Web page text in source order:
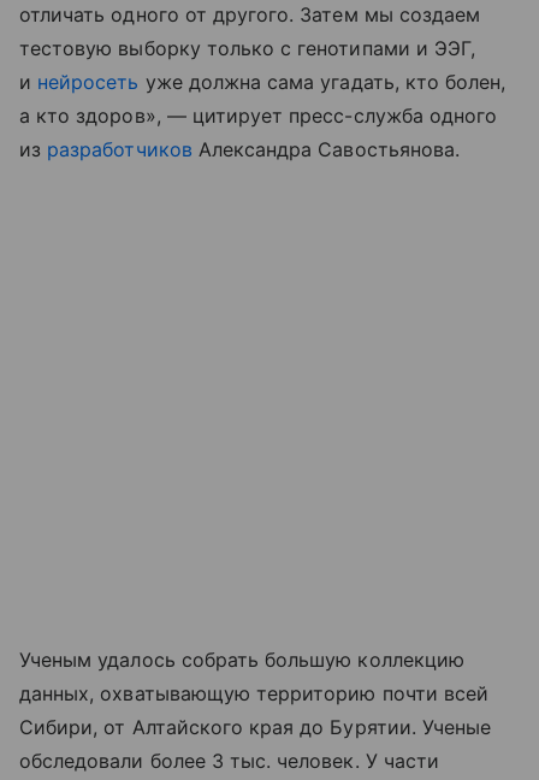
отличать одного от другого. Затем мы создаем
тестовую выборку только с генотипами и ЭЭГ,
и нейросеть уже должна сама угадать, кто болен,
а кто здоров», — цитирует пресс-служба одного
из разработчиков Александра Савостьянова.
Ученым удалось собрать большую коллекцию
данных, охватывающую территорию почти всей
Сибири, от Алтайского края до Бурятии. Ученые
обследовали более 3 тыс. человек. У части